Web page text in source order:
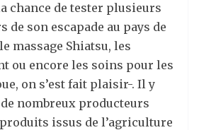
chance de tester plusieurs
de son escapade au pays de
massage Shiatsu, les
ou encore les soins pour les
on s’est fait plaisir-. Il y
nombreux producteurs
issus de l’agriculture